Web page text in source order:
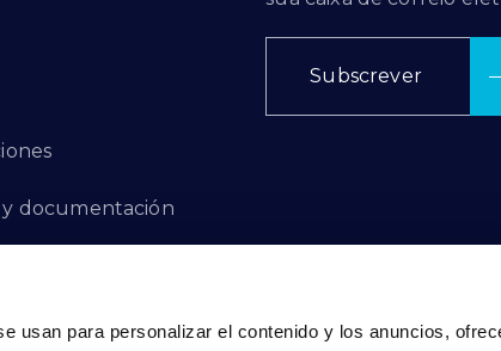
usan para personalizar el contenido y los anuncios,
y documentación
denuncias
Subscrever